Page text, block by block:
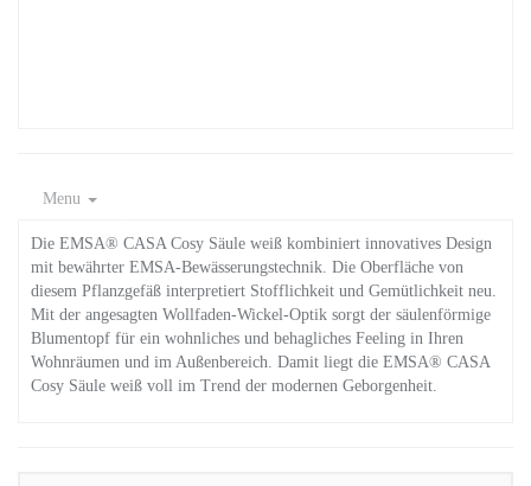
Menu
Die EMSA® CASA Cosy Säule weiß kombiniert innovatives Design
mit bewährter EMSA-Bewässerungstechnik. Die Oberfläche von
diesem Pflanzgefäß interpretiert Stofflichkeit und Gemütlichkeit neu.
Mit der angesagten Wollfaden-Wickel-Optik sorgt der säulenförmige
Blumentopf für ein wohnliches und behagliches Feeling in Ihren
Wohnräumen und im Außenbereich. Damit liegt die EMSA® CASA
Cosy Säule weiß voll im Trend der modernen Geborgenheit.